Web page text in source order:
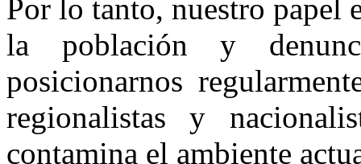
Por lo tanto, nuestro papel
la población y
posicionarnos
regionalistas y
contamina el ambiente